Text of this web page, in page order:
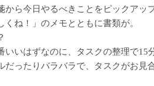
ら今日やるべきことをピックアッ
ね！」のメモとともに書類が。
いはずなのに、タスクの整理で15
だったりバラバラで、タスクがお見